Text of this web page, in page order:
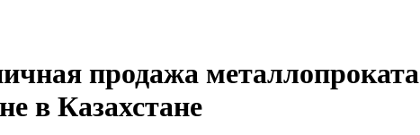
продажа металлопроката
в Казахстане